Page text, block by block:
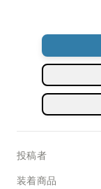
投稿者
装着商品